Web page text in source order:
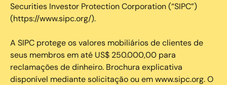
Securities Investor Protection Corporation (“SIPC”)
(https://www.sipc.org/).
A SIPC protege os valores mobiliários de clientes de
seus membros em até US$ 250.000,00 para
reclamações de dinheiro. Brochura explicativa
disponível mediante solicitação ou em www.sipc.org. O